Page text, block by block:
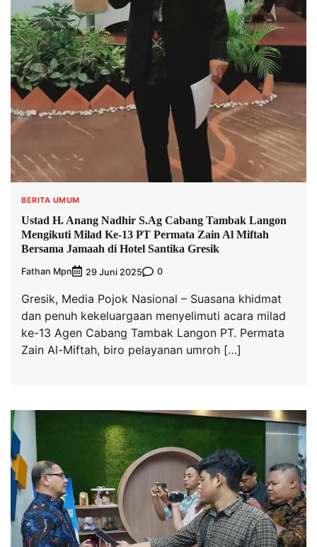
BERITA UMUM
Ustad H. Anang Nadhir S.Ag Cabang Tambak Langon
Mengikuti Milad Ke-13 PT Permata Zain Al Miftah
Bersama Jamaah di Hotel Santika Gresik
Fathan Mpn 29 Juni 2025 0
Gresik, Media Pojok Nasional – Suasana khidmat
dan penuh kekeluargaan menyelimuti acara milad
ke-13 Agen Cabang Tambak Langon PT. Permata
Zain Al-Miftah, biro pelayanan umroh […]